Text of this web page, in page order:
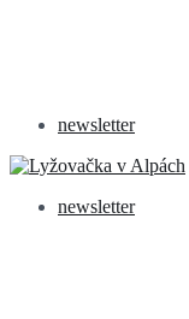
newsletter
newsletter